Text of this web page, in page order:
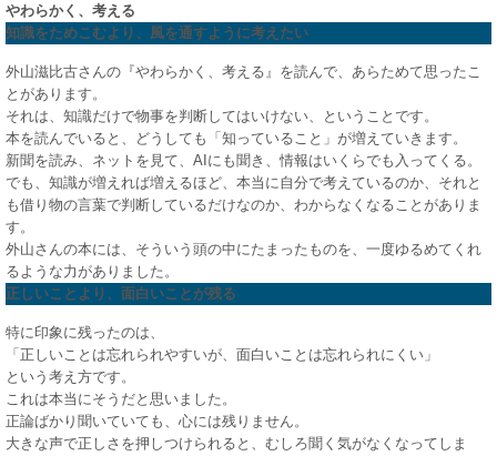
やわらかく、考える
知識をためこむより、風を通すように考えたい
外山滋比古さんの『やわらかく、考える』を読んで、あらためて思ったこ
とがあります。
それは、知識だけで物事を判断してはいけない、ということです。
本を読んでいると、どうしても「知っていること」が増えていきます。
新聞を読み、ネットを見て、AIにも聞き、情報はいくらでも入ってくる。
でも、知識が増えれば増えるほど、本当に自分で考えているのか、それと
も借り物の言葉で判断しているだけなのか、わからなくなることがありま
す。
外山さんの本には、そういう頭の中にたまったものを、一度ゆるめてくれ
るような力がありました。
正しいことより、面白いことが残る
特に印象に残ったのは、
「正しいことは忘れられやすいが、面白いことは忘れられにくい」
という考え方です。
これは本当にそうだと思いました。
正論ばかり聞いていても、心には残りません。
大きな声で正しさを押しつけられると、むしろ聞く気がなくなってしま